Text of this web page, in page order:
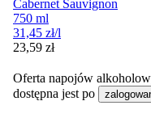
Cabernet Sauvignon
750 ml
31,45 zł/l
Cena
23,59 zł
Oferta napojów
dostępna jest po